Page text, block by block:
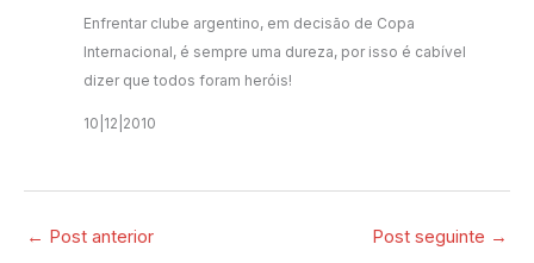
Enfrentar clube argentino, em decisão de Copa
Internacional, é sempre uma dureza, por isso é cabível
dizer que todos foram heróis!
10|12|2010
← Post anterior Post seguinte →